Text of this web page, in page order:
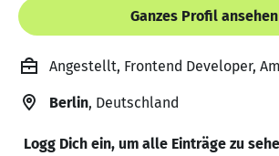
Ganzes Profil ansehen
Angestellt, Frontend Developer,
Berlin, Deutschland
Logg Dich ein, um alle Einträge zu